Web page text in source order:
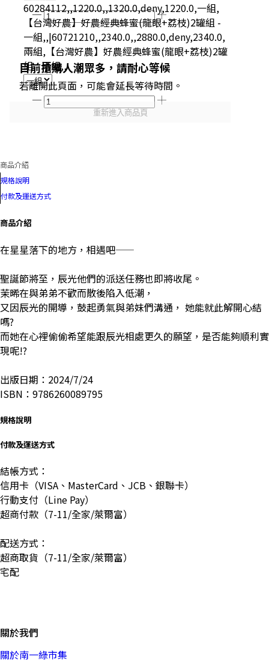
60284112,,1220.0,,1320.0,deny,1220.0,一組,
【台灣好農】好農經典蜂蜜(龍眼+荔枝)2罐組 -
一組,,|60721210,,2340.0,,2880.0,deny,2340.0,
兩組,【台灣好農】好農經典蜂蜜(龍眼+荔枝)2罐
組 - 兩組,,
目前搶購人潮眾多，請耐心等候
若離開此頁面，可能會延長等待時間。
重新進入商品頁
商品介紹
規格說明
付款及運送方式
商品介紹
在星星落下的地方，相遇吧——
聖誕節將至，辰光他們的派送任務也即將收尾。
茉晞在與弟弟不歡而散後陷入低潮，
又因辰光的開導，鼓起勇氣與弟妹們溝通， 她能就此解開心結
嗎?
而她在心裡偷偷希望能跟辰光相處更久的願望，是否能夠順利實
現呢!?
出版日期：2024/7/24
ISBN：9786260089795
規格說明
付款及運送方式
結帳方式：
信用卡（VISA、MasterCard、JCB、銀聯卡）
行動支付（Line Pay）
超商付款（7-11/全家/萊爾富）
配送方式：
超商取貨（7-11/全家/萊爾富）
宅配
關於我們
關於南一綠市集